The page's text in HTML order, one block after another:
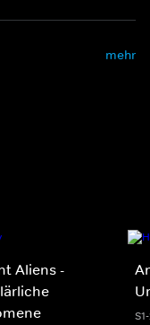
mehr
Aliens -